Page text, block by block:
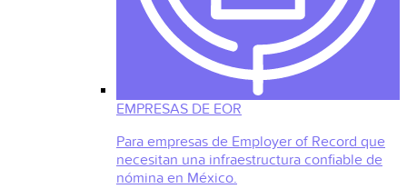
EMPRESAS DE EOR
Para empresas de Employer of Record que
necesitan una infraestructura confiable de
nómina en México.